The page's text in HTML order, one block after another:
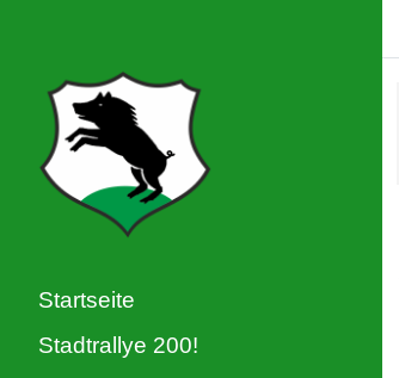
Startseite
Stadtrallye 200!